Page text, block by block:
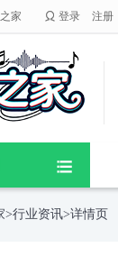
家  登录 注册

>行业资讯>详情页